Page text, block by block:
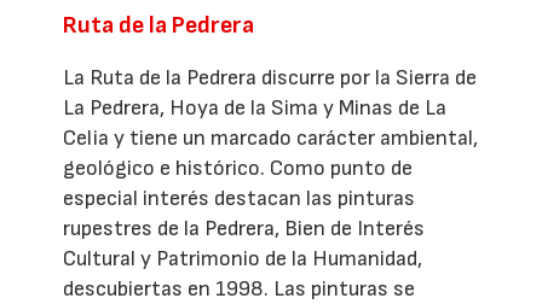
Ruta de la Pedrera
La Ruta de la Pedrera discurre por la Sierra de
La Pedrera, Hoya de la Sima y Minas de La
Celia y tiene un marcado carácter ambiental,
geológico e histórico. Como punto de
especial interés destacan las pinturas
rupestres de la Pedrera, Bien de Interés
Cultural y Patrimonio de la Humanidad,
descubiertas en 1998. Las pinturas se